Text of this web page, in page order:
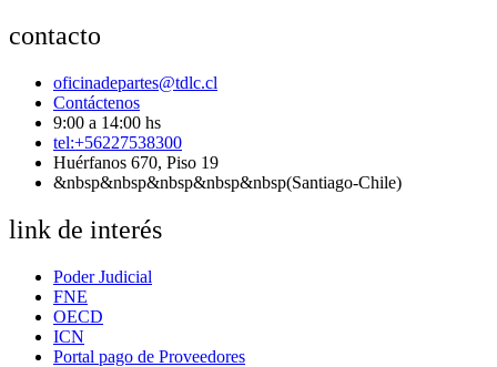
contacto
oficinadepartes@tdlc.cl
Contáctenos
9:00 a 14:00 hs
tel:+56227538300
Huérfanos 670, Piso 19
&nbsp&nbsp&nbsp&nbsp&nbsp(Santiago-Chile)
link de interés
Poder Judicial
FNE
OECD
ICN
Portal pago de Proveedores